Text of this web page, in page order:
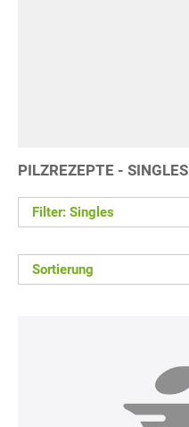
PILZREZEPTE - SINGLES
Filter: Singles
Sortierung